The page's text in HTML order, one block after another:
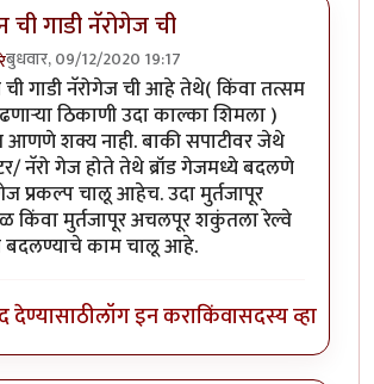
ची गाडी नॅरोगेज ची
बुधवार, 09/12/2020 19:17
toमाथेरानची आहेच.byकंजूस
ची गाडी नॅरोगेज ची आहे तेथे( किंवा तत्सम
ठिकाणी उदा काल्का शिमला )
आणणे शक्य नाही. बाकी सपाटीवर जेथे
नॅरो गेज होते तेथे ब्रॉड गेजमध्ये बदलणे
प्रकल्प चालू आहेच. उदा मुर्तजापूर
किंवा मुर्तजापूर अचलपूर शकुंतला रेल्वे
काम चालू आहे.
देण्यासाठीलॉग इन कराकिंवासदस्य व्हा